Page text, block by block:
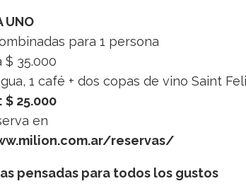
UNO
para 1 persona
$ 35.000
1 café + dos copas de vino Saint
$ 25.000
en
reservas/
pensadas para todos los gustos